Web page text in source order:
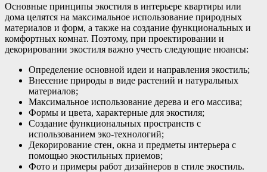
Основные принципы экостиля в интерьере квартиры или
дома целятся на максимальное использование природных
материалов и форм, а также на создание функциональных и
комфортных комнат. Поэтому, при проектировании и
декорировании экостиля важно учесть следующие нюансы:
Определение основной идеи и направления экостиль;
Внесение природы в виде растений и натуральных
материалов;
Максимальное использование дерева и его массива;
Формы и цвета, характерные для экостиля;
Создание функциональных пространств с
использованием эко-технологий;
Декорирование стен, окна и предметы интерьера с
помощью экостильных приемов;
Фото и примеры работ дизайнеров в стиле экостиль.